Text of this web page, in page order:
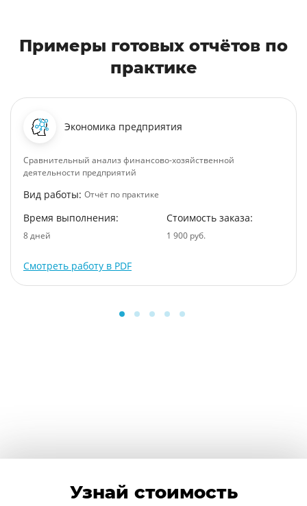
Примеры готовых отчётов по
практике
Экономика предприятия
Сравнительный анализ финансово-хозяйственной
деятельности предприятий
Вид работы: Отчёт по практике
Время выполнения:
8 дней
Стоимость заказа:
1 900 руб.
Смотреть работу в PDF
Узнай стоимость